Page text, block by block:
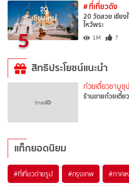
5
# ที่เที่ยวดัง
20 วัดสวย เชีย
ไหว้พระ
1M 7
สิทธิประโยชน์แนะนำ
ก๋วยเตี๋ยวชาบูซุ
ร้านขายก๋วยเตี๋ยว
แท็กยอดนิยม
#ที่เที่ยวถ่ายรูป #กรุงเทพ #ภาคเ